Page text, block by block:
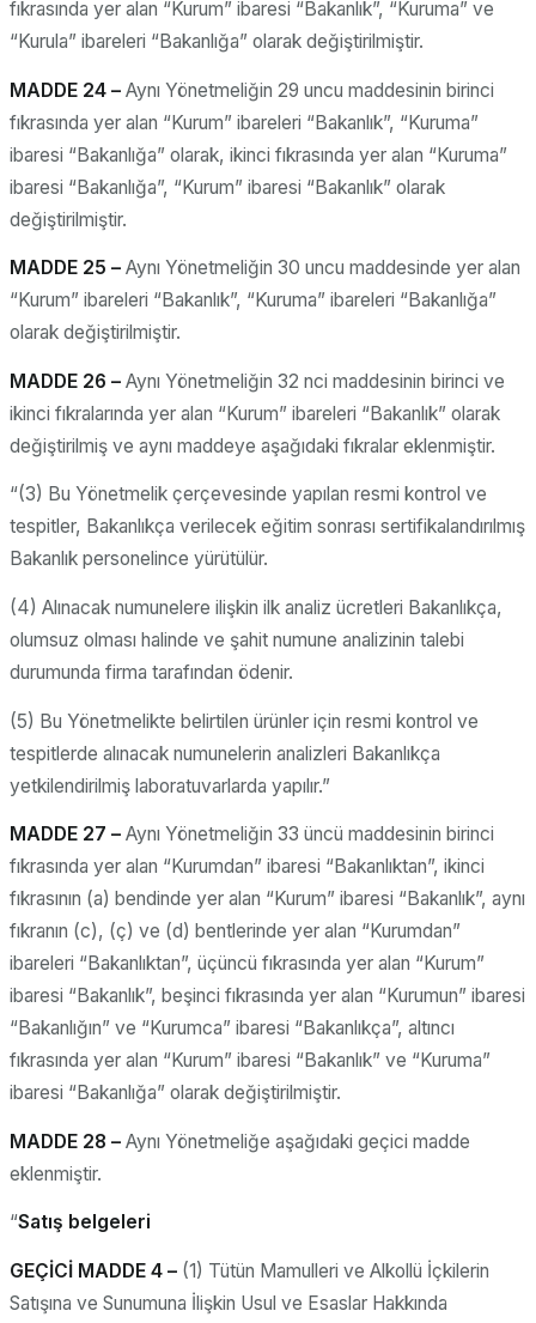
fıkrasında yer alan “Kurum” ibaresi “Bakanlık”, “Kuruma” ve
“Kurula” ibareleri “Bakanlığa” olarak değiştirilmiştir.
MADDE 24 – Aynı Yönetmeliğin 29 uncu maddesinin birinci
fıkrasında yer alan “Kurum” ibareleri “Bakanlık”, “Kuruma”
ibaresi “Bakanlığa” olarak, ikinci fıkrasında yer alan “Kuruma”
ibaresi “Bakanlığa”, “Kurum” ibaresi “Bakanlık” olarak
değiştirilmiştir.
MADDE 25 – Aynı Yönetmeliğin 30 uncu maddesinde yer alan
“Kurum” ibareleri “Bakanlık”, “Kuruma” ibareleri “Bakanlığa”
olarak değiştirilmiştir.
MADDE 26 – Aynı Yönetmeliğin 32 nci maddesinin birinci ve
ikinci fıkralarında yer alan “Kurum” ibareleri “Bakanlık” olarak
değiştirilmiş ve aynı maddeye aşağıdaki fıkralar eklenmiştir.
“(3) Bu Yönetmelik çerçevesinde yapılan resmi kontrol ve
tespitler, Bakanlıkça verilecek eğitim sonrası sertifikalandırılmış
Bakanlık personelince yürütülür.
(4) Alınacak numunelere ilişkin ilk analiz ücretleri Bakanlıkça,
olumsuz olması halinde ve şahit numune analizinin talebi
durumunda firma tarafından ödenir.
(5) Bu Yönetmelikte belirtilen ürünler için resmi kontrol ve
tespitlerde alınacak numunelerin analizleri Bakanlıkça
yetkilendirilmiş laboratuvarlarda yapılır.”
MADDE 27 – Aynı Yönetmeliğin 33 üncü maddesinin birinci
fıkrasında yer alan “Kurumdan” ibaresi “Bakanlıktan”, ikinci
fıkrasının (a) bendinde yer alan “Kurum” ibaresi “Bakanlık”, aynı
fıkranın (c), (ç) ve (d) bentlerinde yer alan “Kurumdan”
ibareleri “Bakanlıktan”, üçüncü fıkrasında yer alan “Kurum”
ibaresi “Bakanlık”, beşinci fıkrasında yer alan “Kurumun” ibaresi
“Bakanlığın” ve “Kurumca” ibaresi “Bakanlıkça”, altıncı
fıkrasında yer alan “Kurum” ibaresi “Bakanlık” ve “Kuruma”
ibaresi “Bakanlığa” olarak değiştirilmiştir.
MADDE 28 – Aynı Yönetmeliğe aşağıdaki geçici madde
eklenmiştir.
“Satış belgeleri
GEÇİCİ MADDE 4 – (1) Tütün Mamulleri ve Alkollü İçkilerin
Satışına ve Sunumuna İlişkin Usul ve Esaslar Hakkında